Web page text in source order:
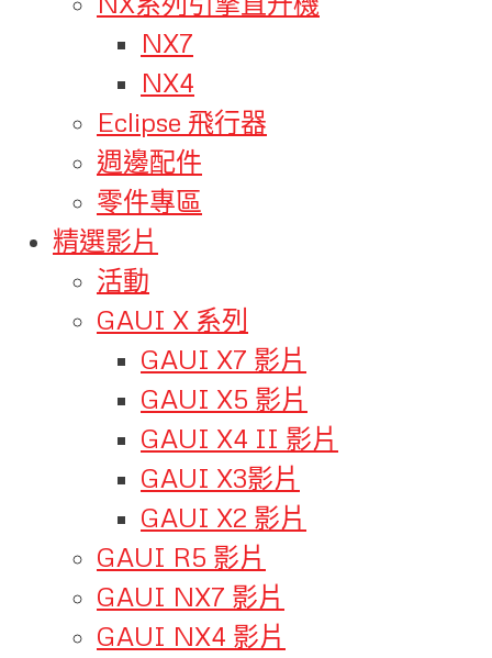
NX7
NX4
Eclipse 飛行器
週邊配件
零件專區
精選影片
活動
GAUI X 系列
GAUI X7 影片
GAUI X5 影片
GAUI X4 II 影片
GAUI X3影片
GAUI X2 影片
GAUI R5 影片
GAUI NX7 影片
GAUI NX4 影片